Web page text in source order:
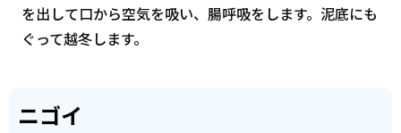
を出して口から空気を吸い、腸呼吸をします。泥底にも
ぐって越冬します。
ニゴイ